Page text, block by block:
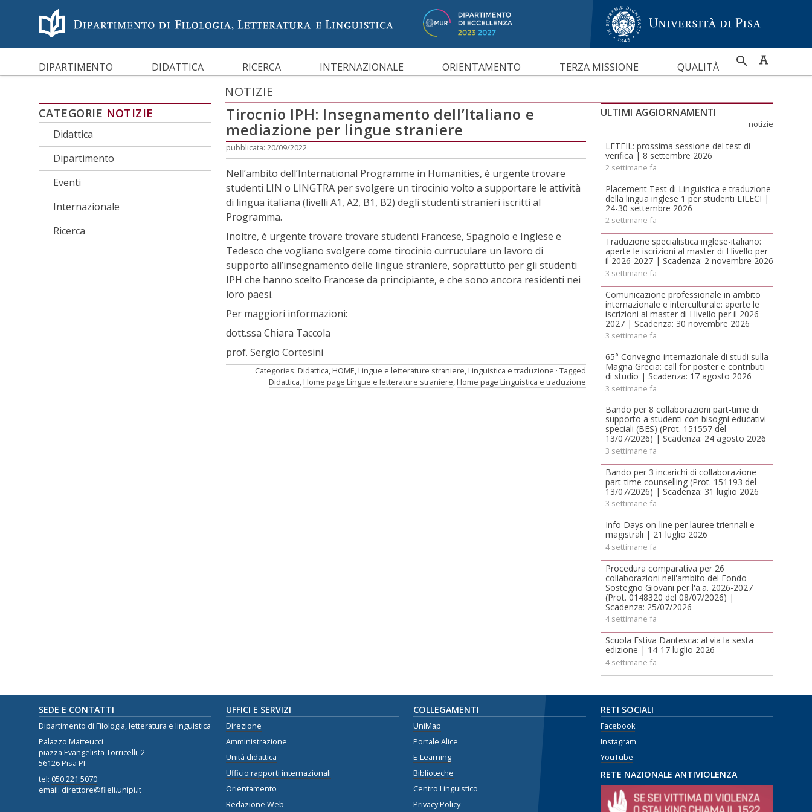
Menù accessibilità
to main menu
to content
DIPARTIMENTO DIDATTICA RICERCA INTERNAZIONALE ORIENTAMENTO TERZA MISSIONE QUALITÀ
RICERCA
PER
NOTIZIE
CATEGORIE NOTIZIE
Didattica
Dipartimento
Eventi
Internazionale
Ricerca
Tirocnio IPH: Insegnamento dell’Italiano e
mediazione per lingue straniere
pubblicata: 20/09/2022
Nell’ambito dell’International Programme in Humanities, è urgente trovare
studenti LIN o LINGTRA per svolgere un tirocinio volto a supportare le attività
di lingua italiana (livelli A1, A2, B1, B2) degli studenti stranieri iscritti al
Programma.
Inoltre, è urgente trovare trovare studenti Francese, Spagnolo e Inglese e
Tedesco che vogliano svolgere come tirocinio curruculare un lavoro di
supporto all’insegnamento delle lingue straniere, soprattutto per gli studenti
IPH che hanno scelto Francese da principiante, e che sono ancora residenti nei
loro paesi.
Per maggiori informazioni:
dott.ssa Chiara Taccola
prof. Sergio Cortesini
Categories: Didattica,HOME,Lingue e letterature straniere,Linguistica e traduzione Tagged
Didattica,Home page Lingue e letterature straniere,Home page Linguistica e traduzione
ULTIMI AGGIORNAMENTI
notizie
LETFIL: prossima sessione del test di
verifica | 8 settembre 2026
2 settimane fa
Placement Test di Linguistica e traduzione
della lingua inglese 1 per studenti LILECI |
24-30 settembre 2026
2 settimane fa
Traduzione specialistica inglese-italiano:
aperte le iscrizioni al master di I livello per
il 2026-2027 | Scadenza: 2 novembre 2026
3 settimane fa
Comunicazione professionale in ambito
internazionale e interculturale: aperte le
iscrizioni al master di I livello per il 2026-
2027 | Scadenza: 30 novembre 2026
3 settimane fa
65° Convegno internazionale di studi sulla
Magna Grecia: call for poster e contributi
di studio | Scadenza: 17 agosto 2026
3 settimane fa
Bando per 8 collaborazioni part-time di
supporto a studenti con bisogni educativi
speciali (BES) (Prot. 151557 del
13/07/2026) | Scadenza: 24 agosto 2026
3 settimane fa
Bando per 3 incarichi di collaborazione
part-time counselling (Prot. 151193 del
13/07/2026) | Scadenza: 31 luglio 2026
3 settimane fa
Info Days on-line per lauree triennali e
magistrali | 21 luglio 2026
4 settimane fa
Procedura comparativa per 26
collaborazioni nell'ambito del Fondo
Sostegno Giovani per l'a.a. 2026-2027
(Prot. 0148320 del 08/07/2026) |
Scadenza: 25/07/2026
4 settimane fa
Scuola Estiva Dantesca: al via la sesta
edizione | 14-17 luglio 2026
4 settimane fa
SEDE E CONTATTI
Dipartimento di Filologia, letteratura e linguistica
Palazzo Matteucci
piazza Evangelista Torricelli, 2
56126 Pisa PI
tel: 050 221 5070
email: direttore@fileli.unipi.it
UFFICI E SERVIZI
Direzione
Amministrazione
Unità didattica
Ufficio rapporti internazionali
Orientamento
Redazione Web
COLLEGAMENTI
UniMap
Portale Alice
E-Learning
Biblioteche
Centro Linguistico
Privacy Policy
RETI SOCIALI
Facebook
Instagram
YouTube
RETE NAZIONALE ANTIVIOLENZA